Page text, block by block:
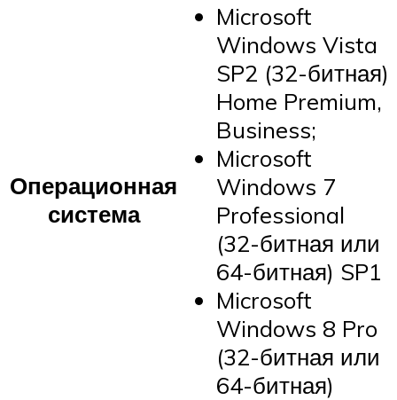
Операционная
система
Microsoft
Windows Vista
SP2 (32-битная)
Home Premium,
Business;
Microsoft
Windows 7
Professional
(32-битная или
64-битная) SP1
Microsoft
Windows 8 Pro
(32-битная или
64-битная)